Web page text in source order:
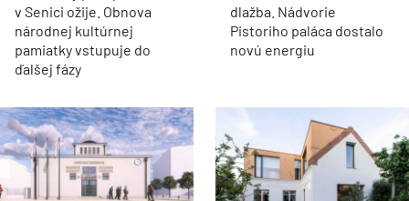
v Senici ožije. Obnova
národnej kultúrnej
pamiatky vstupuje do
ďalšej fázy
dlažba. Nádvorie
Pistoriho paláca dostalo
novú energiu